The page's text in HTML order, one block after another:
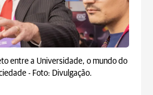
entre a Universidade, o mundo do
- Foto: Divulgação.